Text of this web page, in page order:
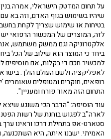
על תחום המדטק הישראלי, אמרה
שיהיו בשימוש בגוף האדם, וזה בא עם
בטיחות או שימוש שצריך לקחת
לזה, המוצרים של המכשור הרפואי יש
אלקטרוניקה וגם ממשק משתמש,
ביחד כי המוצר הוא שילוב של הכל
למכשיר חכם די בקלות, אם מוסיפים
לאפליקציה ולשם העולם הולך.
רופאים, חוקרים ומטופלים שאומרים
התחום הזה מאוד פורח ומעניין".
לארה''ב לפגוש בוחנת של רשות
סטארט-אפ בתחילת דרכו וראינו
האמיתי. ישבנו איתה, היא